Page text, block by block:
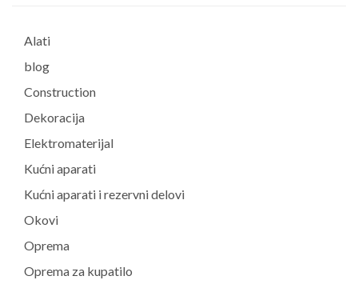
Alati
blog
Construction
Dekoracija
Elektromaterijal
Kućni aparati
Kućni aparati i rezervni delovi
Okovi
Oprema
Oprema za kupatilo